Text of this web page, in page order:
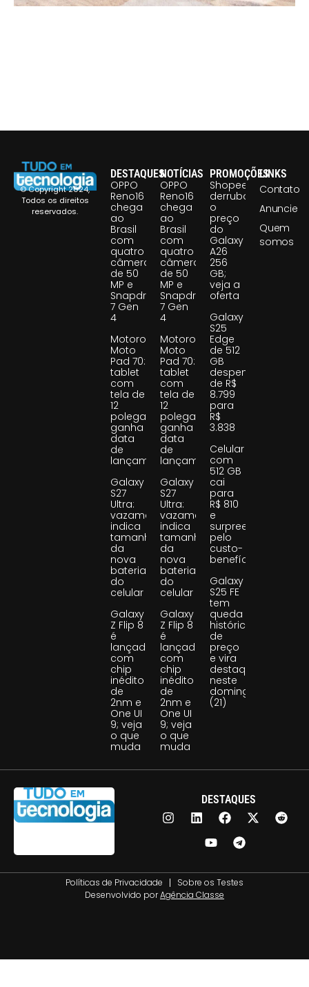
© Copyright 2024,
Todos os direitos
reservados.
DESTAQUES
OPPO
Reno16
chega
ao
Brasil
com
quatro
câmeras
de 50
MP e
Snapdragon
7 Gen
4
Motorola
Moto
Pad 70:
tablet
com
tela de
12
polegadas
ganha
data
de
lançamento
Galaxy
S27
Ultra:
vazamento
indica
tamanho
da
nova
bateria
do
celular
Galaxy
Z Flip 8
é
lançado
com
chip
inédito
de
2nm e
One UI
9; veja
o que
muda
NOTÍCIAS
OPPO
Reno16
chega
ao
Brasil
com
quatro
câmeras
de 50
MP e
Snapdragon
7 Gen
4
Motorola
Moto
Pad 70:
tablet
com
tela de
12
polegadas
ganha
data
de
lançamento
Galaxy
S27
Ultra:
vazamento
indica
tamanho
da
nova
bateria
do
celular
Galaxy
Z Flip 8
é
lançado
com
chip
inédito
de
2nm e
One UI
9; veja
o que
muda
PROMOÇÕES
Shopee
derruba
o
preço
do
Galaxy
A26
256
GB;
veja a
oferta
Galaxy
S25
Edge
de 512
GB
despenca
de R$
8.799
para
R$
3.838
Celular
com
512 GB
cai
para
R$ 810
e
surpreende
pelo
custo-
benefício
Galaxy
S25 FE
tem
queda
histórica
de
preço
e vira
destaque
neste
domingo
(21)
LINKS
Contato
Anuncie
Quem
somos
DESTAQUES
Políticas de Privacidade
Sobre os Testes
Desenvolvido porAgência Classe